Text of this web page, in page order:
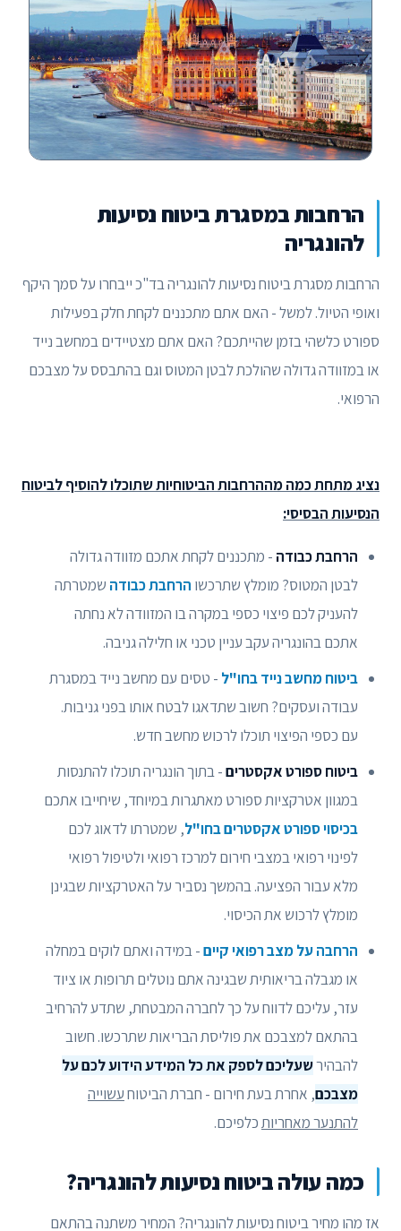
הרחבות במסגרת ביטוח נסיעות
להונגריה
הרחבות מסגרת ביטוח נסיעות להונגריה בד"כ ייבחרו על סמך היקף
ואופי הטיול. למשל - האם אתם מתכננים לקחת חלק בפעילות
ספורט כלשהי בזמן שהייתכם? האם אתם מצטיידים במחשב נייד
או במזוודה גדולה שהולכת לבטן המטוס וגם בהתבסס על מצבכם
הרפואי.
נציג מתחת כמה מההרחבות הביטוחיות שתוכלו להוסיף לביטוח
הנסיעות הבסיסי:
הרחבת כבודה - מתכננים לקחת אתכם מזוודה גדולה
לבטן המטוס? מומלץ שתרכשו הרחבת כבודה שמטרתה
להעניק לכם פיצוי כספי במקרה בו המזוודה לא נחתה
אתכם בהונגריה עקב עניין טכני או חלילה גניבה.
ביטוח מחשב נייד בחו"ל - טסים עם מחשב נייד במסגרת
עבודה ועסקים? חשוב שתדאגו לבטח אותו בפני גניבות.
עם כספי הפיצוי תוכלו לרכוש מחשב חדש.
ביטוח ספורט אקסטרים- בתוך הונגריה תוכלו להתנסות
במגוון אטרקציות ספורט מאתגרות במיוחד, שיחייבו אתכם
בכיסוי ספורט אקסטרים בחו"ל, שמטרתו לדאוג לכם
לפינוי רפואי במצבי חירום למרכז רפואי ולטיפול רפואי
מלא עבור הפציעה. בהמשך נסביר על האטרקציות שבגינן
מומלץ לרכוש את הכיסוי.
הרחבה על מצב רפואי קיים- במידה ואתם לוקים במחלה
או מגבלה בריאותית שבגינה אתם נוטלים תרופות או ציוד
עזר, עליכם לדווח על כך לחברה המבטחת, שתדע להרחיב
בהתאם למצבכם את פוליסת הבריאות שתרכשו. חשוב
להבהירשעליכם לספק את כל המידע הידוע לכם על
מצבכם, אחרת בעת חירום - חברת הביטוחעשוייה
להתנער מאחריותכלפיכם.
כמה עולה ביטוח נסיעות להונגריה?
אז מהו מחיר ביטוח נסיעות להונגריה? המחיר משתנה בהתאם